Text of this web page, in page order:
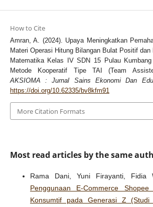
How to Cite
Amran, A. (2024). Upaya Meningkatkan
Materi Operasi Hitung Bilangan Bulat Positif dan
Matematika Kelas IV SDN 15 Pulau Kumbang
Metode Kooperatif Tipe TAI (Team
AKSIOMA : Jurnal Sains Ekonomi Dan
https://doi.org/10.62335/bv8kfm91
More Citation Formats
Most read articles by the same
Rama Dani, Yuni Firayanti, Fidia
Penggunaan E-Commerce
Konsumtif pada Generasi Z (Studi